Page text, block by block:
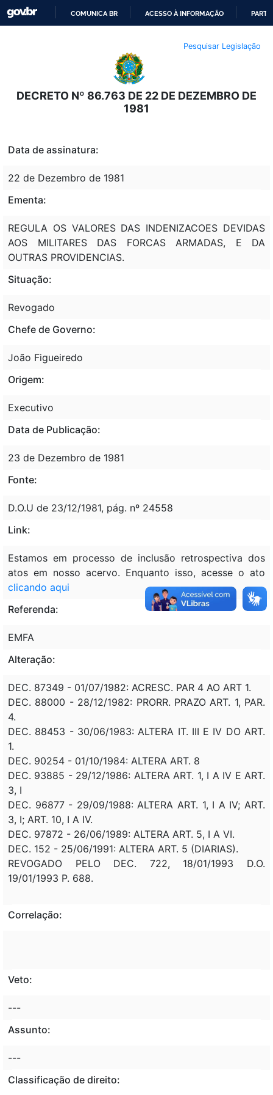
O
CONTEÚDO
COMUNICA BR ACESSO À INFORMAÇÃO
Pesquisar Legislação
DECRETO Nº 86.763 DE 22 DE DEZEMBRO DE
1981
Data de assinatura:
22 de Dezembro de 1981
Ementa:
REGULA OS VALORES DAS INDENIZACOES DEVIDAS
AOS MILITARES DAS FORCAS ARMADAS, E DA
OUTRAS PROVIDENCIAS.
Situação:
Revogado
Chefe de Governo:
João Figueiredo
Origem:
Executivo
Data de Publicação:
23 de Dezembro de 1981
Fonte:
D.O.U de 23/12/1981, pág. nº 24558
Link:
Estamos em processo de inclusão retrospectiva dos
atos em nosso acervo. Enquanto isso, acesse o ato
clicando aqui
Referenda:
EMFA
Alteração:
DEC. 87349 - 01/07/1982: ACRESC. PAR 4 AO ART 1.
DEC. 88000 - 28/12/1982: PRORR. PRAZO ART. 1, PAR.
4.
DEC. 88453 - 30/06/1983: ALTERA IT. III E IV DO ART.
1.
DEC. 90254 - 01/10/1984: ALTERA ART. 8
DEC. 93885 - 29/12/1986: ALTERA ART. 1, I A IV E ART.
3, I
DEC. 96877 - 29/09/1988: ALTERA ART. 1, I A IV; ART.
3, I; ART. 10, I A IV.
DEC. 97872 - 26/06/1989: ALTERA ART. 5, I A VI.
DEC. 152 - 25/06/1991: ALTERA ART. 5 (DIARIAS).
REVOGADO PELO DEC. 722, 18/01/1993 D.O.
19/01/1993 P. 688.
Correlação:
Veto:
---
Assunto:
---
Classificação de direito: